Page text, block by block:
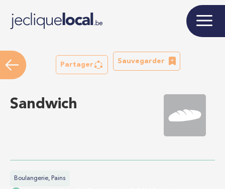
Partager
Sauvegarder
Sandwich
Boulangerie, Pains